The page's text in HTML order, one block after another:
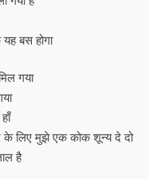
बस होगा
गया
के लिए मुझे एक कोक शून्य दे दो
है